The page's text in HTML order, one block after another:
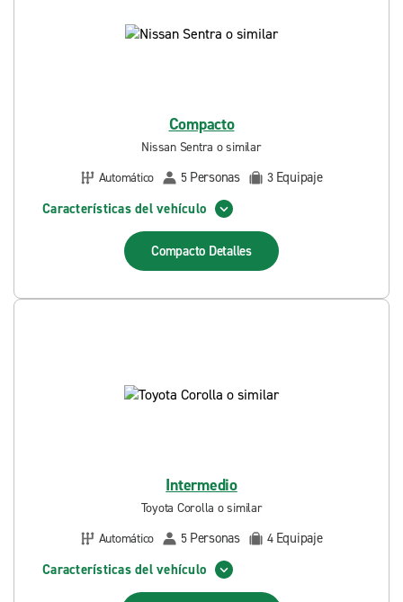
Compacto
Nissan Sentra o similar
Automático
5 Personas 3 Equipaje
Características del vehículo
Compacto Detalles
Intermedio
Toyota Corolla o similar
Automático
5 Personas 4 Equipaje
Características del vehículo